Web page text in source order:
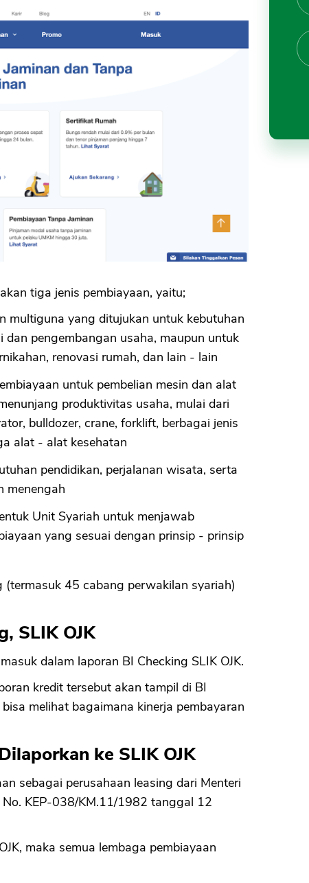
tiga jenis pembiayaan, yaitu;
multiguna yang ditujukan untuk kebutuhan
pengembangan usaha, maupun untuk
renovasi rumah, dan lain - lain
untuk pembelian mesin dan alat
produktivitas usaha, mulai dari
bulldozer, crane, forklift, berbagai jenis
alat - alat kesehatan
pendidikan, perjalanan wisata, serta
menengah
Unit Syariah untuk menjawab
yang sesuai dengan prinsip - prinsip
45 cabang perwakilan syariah)
SLIK OJK
dalam laporan BI Checking SLIK OJK.
kredit tersebut akan tampil di BI
bisa melihat bagaimana kinerja pembayaran
ke SLIK OJK
sebagai perusahaan leasing dari Menteri
No. KEP-038/KM.11/1982 tanggal 12
maka semua lembaga pembiayaan